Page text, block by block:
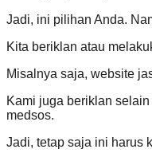
Jadi, ini pilihan Anda.
Kita beriklan atau
Misalnya saja, website
Kami juga beriklan
medsos.
Jadi, tetap saja ini harus